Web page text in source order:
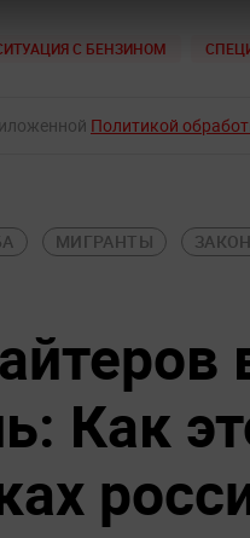
С БЕНЗИНОМ
Политикой
МИГРАНТЫ
Как